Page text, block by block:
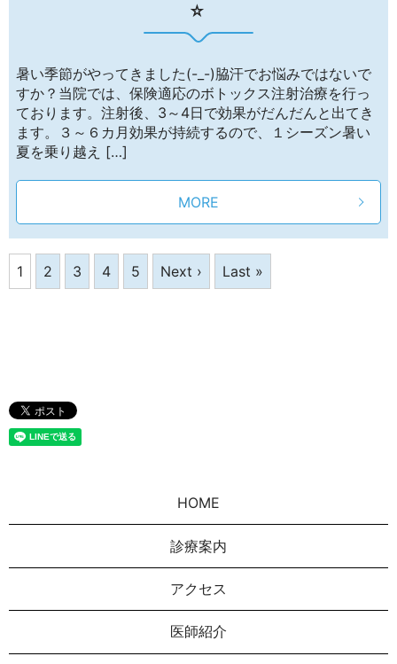
☆
暑い季節がやってきました(-_-)脇汗でお悩みではないで
すか？当院では、保険適応のボトックス注射治療を行っ
ております。注射後、3～4日で効果がだんだんと出てき
ます。３～６カ月効果が持続するので、１シーズン暑い
夏を乗り越え […]
MORE
1 2 3 4 5 Next › Last »
HOME
診療案内
アクセス
医師紹介